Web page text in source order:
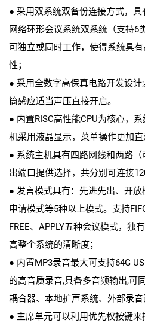
● 采用双系统双备份连接方式，
网络环形会议系统双系统（支持6
可独立或同时工作，使得系统具
性；
● 采用全数字高保真电路开发设
筒感应适当声压直接开启。
● 内置RISC高性能CPU为核心，
机采用液晶显示，菜单操作更加直
● 系统主机具有四路网线和两路
出端口提供选择，共分别可连接
● 发言模式具有：先进先出、开放
申请模式等5种以上模式。支持
FREE、APPLY五种会议模式，独
高整个系统的清晰度；
● 内置MP3录音最大可支持64G
的高音质录音,具备多音频输出,可
耦合器、本地扩声系统、外部录
● 主席单元可以利用优先权按键